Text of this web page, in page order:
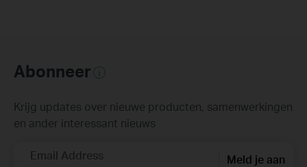
Abonneer
Krijg updates over nieuwe producten, samenwerkingen
en ander interessant nieuws
Email Address Meld je aan